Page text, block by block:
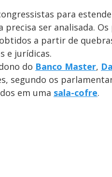
para
ser analisada.
a partir de
e jurídicas.
do Banco Master,
segundo os
em uma sala-cofre.